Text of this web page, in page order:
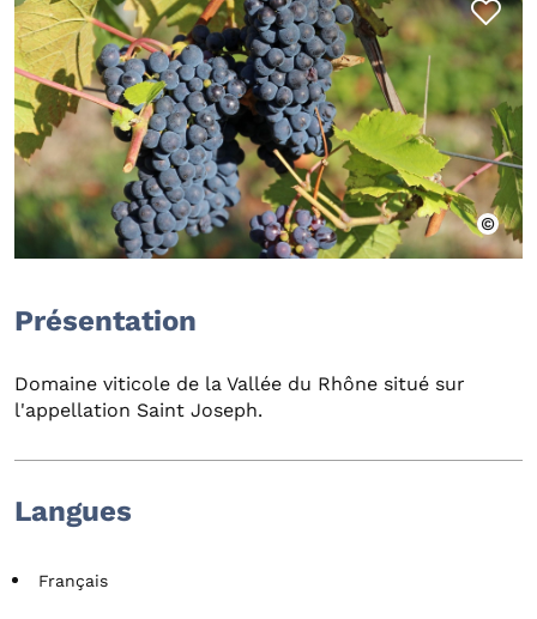
Présentation
Domaine viticole de la Vallée du Rhône situé sur
l'appellation Saint Joseph.
Langues
Français